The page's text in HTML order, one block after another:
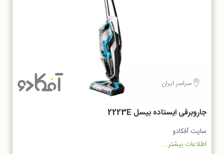
سراسر ایران
جاروبرقی ایستاده بیسل 2223E
سایت آفکادو
اطلاعات بیشتر...